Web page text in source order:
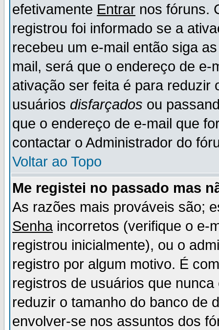
efetivamente Entrar nos fóruns.
registrou foi informado se a
recebeu um e-mail então siga
mail, será que o endereço de
ativação ser feita é para reduzir
usuários disfarçados ou
que o endereço de e-mail que
contactar o Administrador do
Voltar ao Topo
Me registei no passado mas
As razões mais prováveis são;
Senhaincorretos (verifique o e-
registrou inicialmente), ou o
registro por algum motivo. É
registros de usuários que
reduzir o tamanho do banco de
envolver-se nos assuntos dos